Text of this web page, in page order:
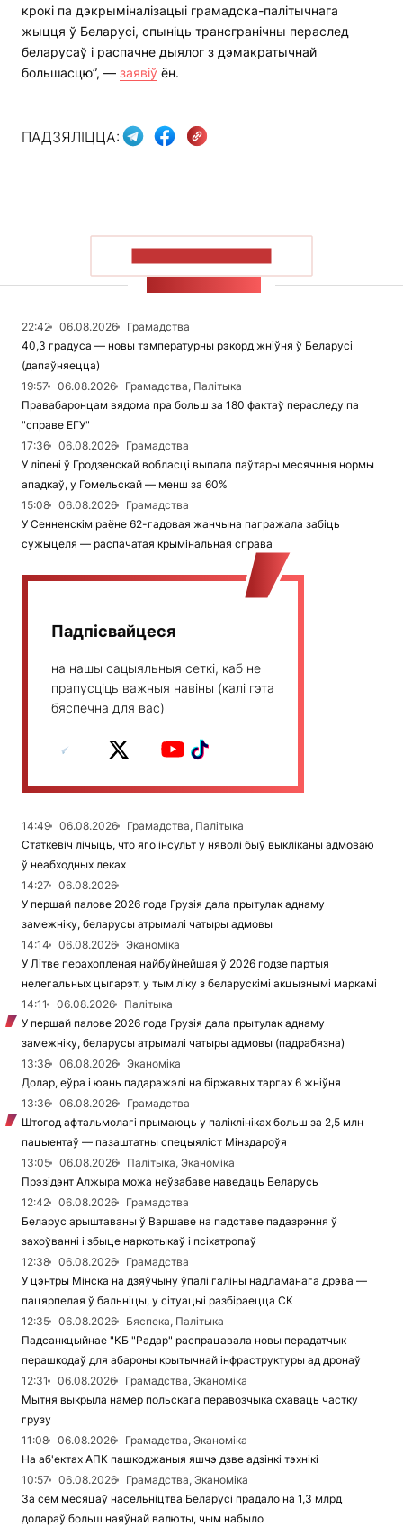
крокі па дэкрыміналізацыі грамадска-палітычнага
жыцця ў Беларусі, спыніць трансгранічны пераслед
беларусаў і распачне дыялог з дэмакратычнай
большасцю”, — заявіў ён.
ПАДЗЯЛІЦЦА:
22:42 06.08.2026
Грамадства
40,3 градуса — новы тэмпературны рэкорд жніўня ў Беларусі
(дапаўняецца)
19:57
06.08.2026
Грамадства, Палітыка
Правабаронцам вядома пра больш за 180 фактаў пераследу па
"справе ЕГУ"
17:36
06.08.2026
Грамадства
У ліпені ў Гродзенскай вобласці выпала паўтары месячныя нормы
ападкаў, у Гомельскай — менш за 60%
15:08
06.08.2026
Грамадства
У Сенненскім раёне 62-гадовая жанчына пагражала забіць
сужыцеля — распачатая крымінальная справа
Падпісвайцеся
на нашы сацыяльныя сеткі, каб не
прапусціць важныя навіны (калі гэта
бяспечна для вас)
14:49 06.08.2026
Грамадства, Палітыка
Статкевіч лічыць, что яго інсульт у няволі быў выкліканы адмоваю
ў неабходных леках
14:27
06.08.2026
У першай палове 2026 года Грузія дала прытулак аднаму
замежніку, беларусы атрымалі чатыры адмовы
14:14
06.08.2026
Эканоміка
У Літве перахопленая найбуйнейшая ў 2026 годзе партыя
нелегальных цыгарэт, у тым ліку з беларускімі акцызнымі маркамі
14:11
06.08.2026
Палітыка
У першай палове 2026 года Грузія дала прытулак аднаму
замежніку, беларусы атрымалі чатыры адмовы (падрабязна)
13:38
06.08.2026
Эканоміка
Долар, еўра і юань падаражэлі на біржавых таргах 6 жніўня
13:36
06.08.2026
Грамадства
Штогод афтальмолагі прымаюць у паліклініках больш за 2,5 млн
пацыентаў — пазаштатны спецыяліст Мінздароўя
13:05
06.08.2026
Палітыка, Эканоміка
Прэзідэнт Алжыра можа неўзабаве наведаць Беларусь
12:42
06.08.2026
Грамадства
Беларус арыштаваны ў Варшаве на падставе падазрэння ў
захоўванні і збыце наркотыкаў і псіхатропаў
12:38
06.08.2026
Грамадства
У цэнтры Мінска на дзяўчыну ўпалі галіны надламанага дрэва —
пацярпелая ў бальніцы, у сітуацыі разбіраецца СК
12:35
06.08.2026
Бяспека, Палітыка
Падсанкцыйнае "КБ "Радар" распрацавала новы перадатчык
перашкодаў для абароны крытычнай інфраструктуры ад дронаў
12:31
06.08.2026
Грамадства, Эканоміка
Мытня выкрыла намер польскага перавозчыка схаваць частку
грузу
11:08
06.08.2026
Грамадства, Эканоміка
На аб'ектах АПК пашкоджаныя яшчэ дзве адзінкі тэхнікі
10:57
06.08.2026
Грамадства, Эканоміка
За сем месяцаў насельніцтва Беларусі прадало на 1,3 млрд
долараў больш наяўнай валюты, чым набыло